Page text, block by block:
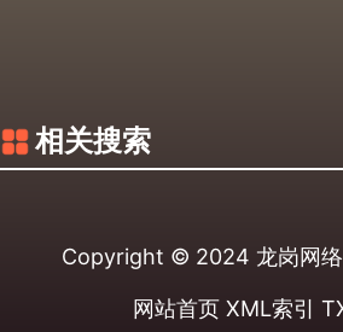
相关搜索
Copyright © 2024 龙岗网
网站首页 XML索引